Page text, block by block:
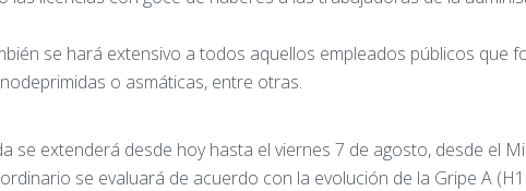
se hará extensivo a todos aquellos empleados públicos que
o asmáticas, entre otras.
se extenderá desde hoy hasta el viernes 7 de agosto, desde el
se evaluará de acuerdo con la evolución de la Gripe A